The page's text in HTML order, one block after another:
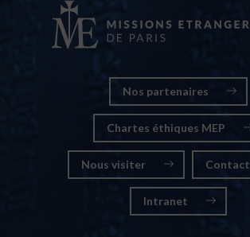
Nos partenaires
Chartes éthiques MEP
Nous visiter Contact
Intranet